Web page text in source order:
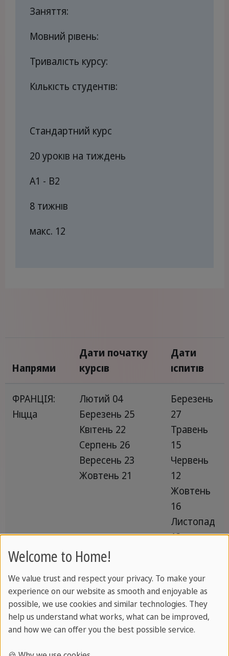
Заняття:
Мовний рівень:
Тривалість курсу:
Кількість студентів:
Стандартний курс
20 уроків на тиждень
A1 - B2
8 тижнів
макс. 12
Напрями
Дати початку
курсів
Дати
іспитів
ФРАНЦІЯ:
Ніцца
Лютий 04
Березень 25
Квітень 22
Серпень 26
Вересень 23
Жовтень 21
Березень
27
Травень
15
Червень
12
Жовтень
16
Листопад
13
Дати проведення іспитів та
Welcome to Home!
We value trust and respect your privacy. To make your
experience on our website as smooth and enjoyable as
possible, we use cookies and similar technologies. They
help us understand what works, what can be improved,
and how we can offer you the best possible service.